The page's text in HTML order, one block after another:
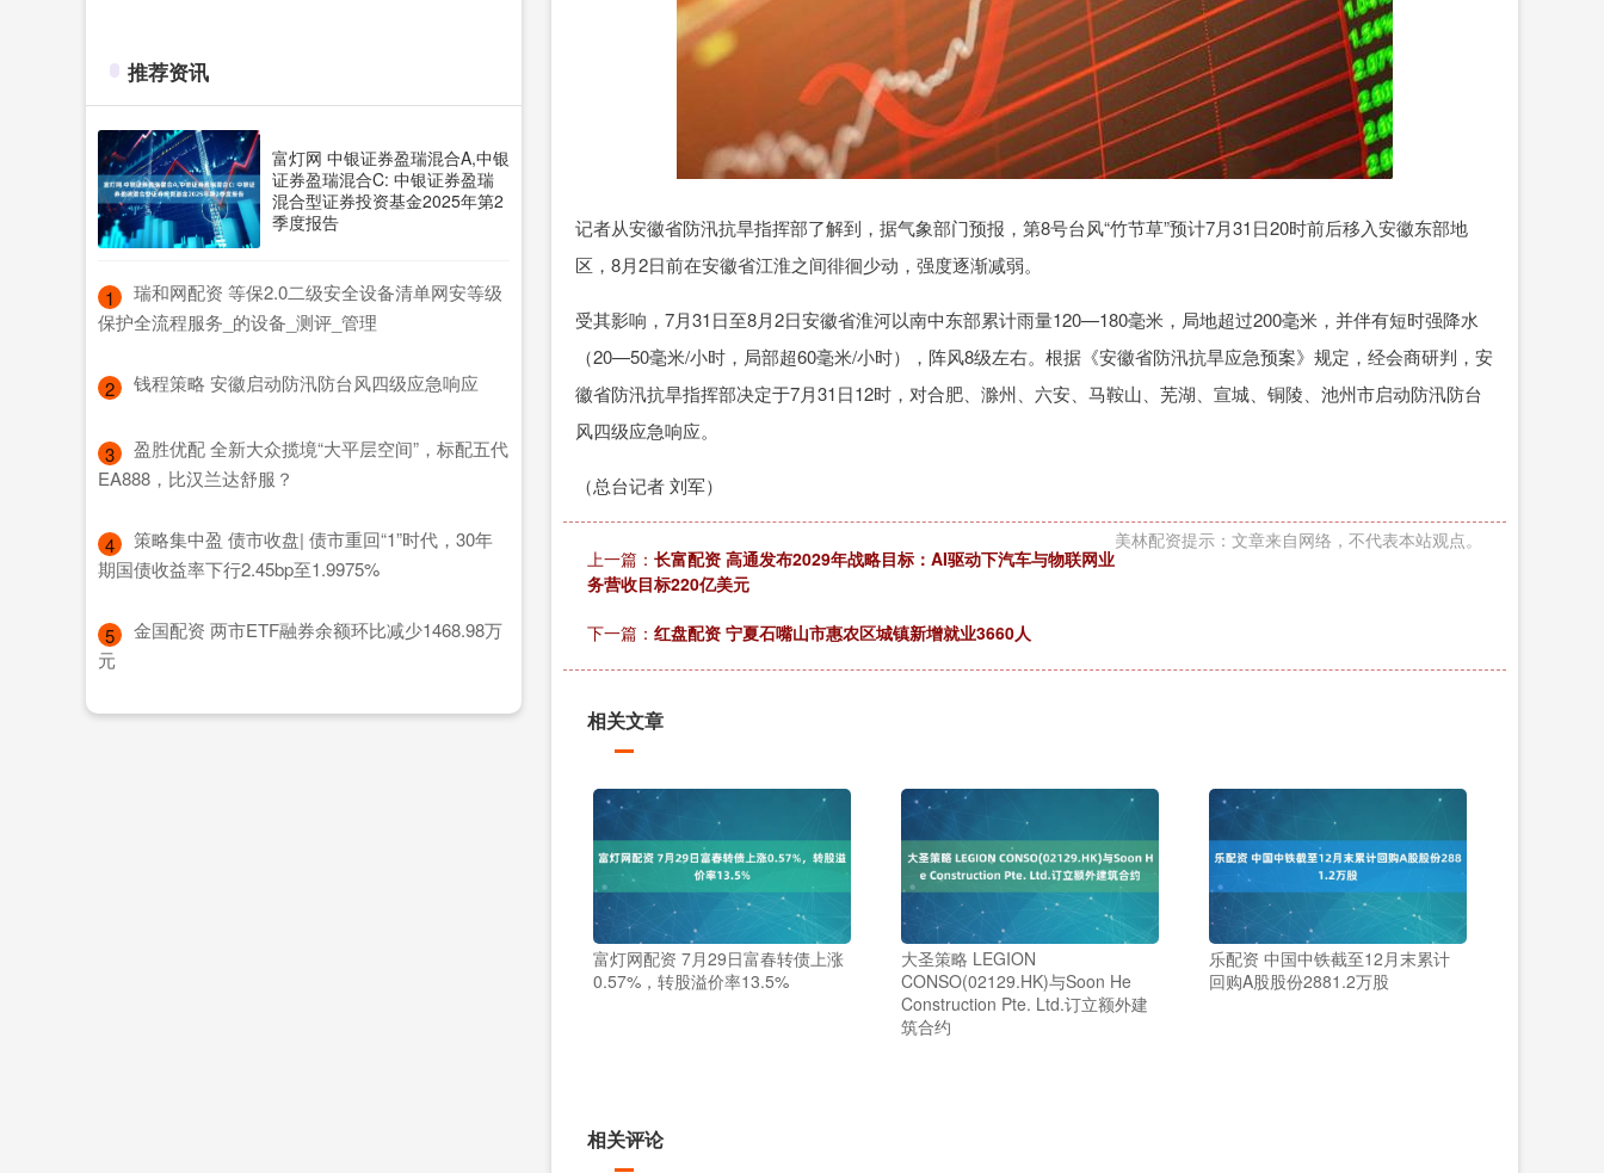
记者从安徽省防汛抗旱指挥部了解到，据气象部门预报，第8号台风“竹节草”预计7月31日20时前后移入安徽东部地
区，8月2日前在安徽省江淮之间徘徊少动，强度逐渐减弱。
受其影响，7月31日至8月2日安徽省淮河以南中东部累计雨量120—180毫米，局地超过200毫米，并伴有短时强降水
（20—50毫米/小时，局部超60毫米/小时），阵风8级左右。根据《安徽省防汛抗旱应急预案》规定，经会商研判，安
徽省防汛抗旱指挥部决定于7月31日12时，对合肥、滁州、六安、马鞍山、芜湖、宣城、铜陵、池州市启动防汛防台
风四级应急响应。
（总台记者 刘军）
美林配资提示：文章来自网络，不代表本站观点。
上一篇： 长富配资 高通发布2029年战略目标：AI驱动下汽车与物联网业
务营收目标220亿美元
下一篇： 红盘配资 宁夏石嘴山市惠农区城镇新增就业3660人
相关文章
富灯网配资 7月29日富春转债上涨
0.57%，转股溢价率13.5%
大圣策略 LEGION
CONSO(02129.HK)与Soon He
Construction Pte. Ltd.订立额外建
筑合约
乐配资 中国中铁截至12月末累计
回购A股股份2881.2万股
相关评论
推荐资讯
富灯网 中银证券盈瑞混合A,中银
证券盈瑞混合C: 中银证券盈瑞
混合型证券投资基金2025年第2
季度报告
1
​瑞和网配资 等保2.0二级安全设备清单网安等级
保护全流程服务_的设备_测评_管理
2 ​钱程策略 安徽启动防汛防台风四级应急响应
3
​盈胜优配 全新大众揽境“大平层空间”，标配五代
EA888，比汉兰达舒服？
4
​策略集中盈 债市收盘| 债市重回“1”时代，30年
期国债收益率下行2.45bp至1.9975%
5
​金国配资 两市ETF融券余额环比减少1468.98万
元